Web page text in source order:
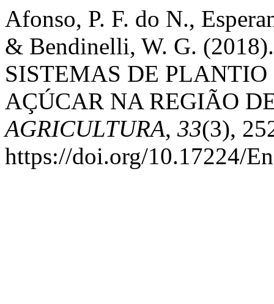
Afonso, P. F. do N.,
& Bendinelli, W. G.
SISTEMAS DE
AÇÚCAR NA REGIÃO
AGRICULTURA, 33(3),
https://doi.org/10.17224/